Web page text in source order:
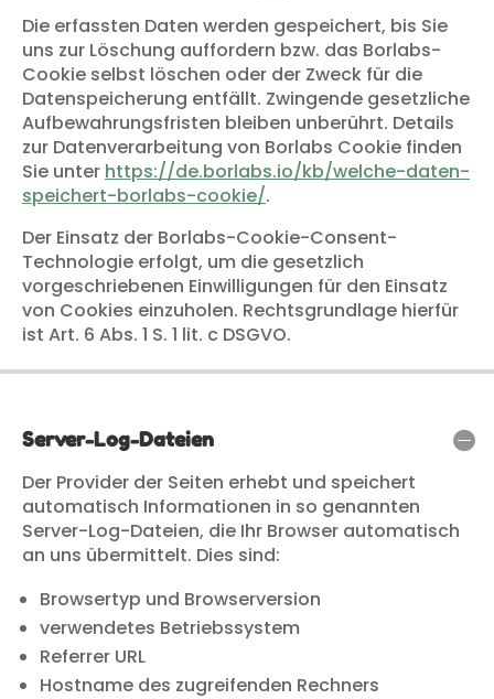
Die erfassten Daten werden gespeichert, bis Sie
uns zur Löschung auffordern bzw. das Borlabs-
Cookie selbst löschen oder der Zweck für die
Datenspeicherung entfällt. Zwingende gesetzliche
Aufbewahrungsfristen bleiben unberührt. Details
zur Datenverarbeitung von Borlabs Cookie finden
Sie unter https://de.borlabs.io/kb/welche-daten-
speichert-borlabs-cookie/.
Der Einsatz der Borlabs-Cookie-Consent-
Technologie erfolgt, um die gesetzlich
vorgeschriebenen Einwilligungen für den Einsatz
von Cookies einzuholen. Rechtsgrundlage hierfür
ist Art. 6 Abs. 1 S. 1 lit. c DSGVO.
Server-Log-Dateien
Der Provider der Seiten erhebt und speichert
automatisch Informationen in so genannten
Server-Log-Dateien, die Ihr Browser automatisch
an uns übermittelt. Dies sind:
Browsertyp und Browserversion
verwendetes Betriebssystem
Referrer URL
Hostname des zugreifenden Rechners